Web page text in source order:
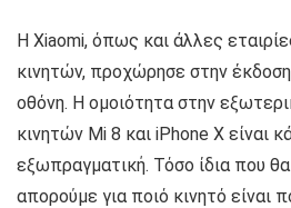
Η Xiaomi, όπως και άλλες
κινητών, προχώρησε στην
οθόνη. Η ομοιότητα στην
κινητών Mi 8 και iPhone X είναι
εξωπραγματική. Τόσο ίδια που
απορούμε για ποιό κινητό είναι